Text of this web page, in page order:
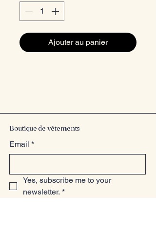
Ajouter au panier
Boutique de vêtements
Email *
Yes, subscribe me to your
newsletter. *